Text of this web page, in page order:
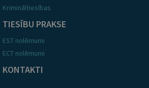
Krimināltiesības
TIESĪBU PRAKSE
EST nolēmumi
ECT nolēmumi
KONTAKTI